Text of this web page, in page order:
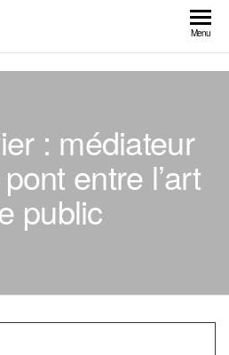
Menu
: médiateur
entre l’art
public